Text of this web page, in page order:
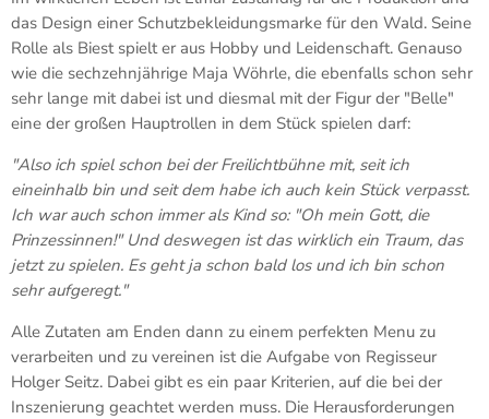
das Design einer Schutzbekleidungsmarke für den Wald. Seine
Rolle als Biest spielt er aus Hobby und Leidenschaft. Genauso
wie die sechzehnjährige Maja Wöhrle, die ebenfalls schon sehr
sehr lange mit dabei ist und diesmal mit der Figur der "Belle"
eine der großen Hauptrollen in dem Stück spielen darf:
"Also ich spiel schon bei der Freilichtbühne mit, seit ich
eineinhalb bin und seit dem habe ich auch kein Stück verpasst.
Ich war auch schon immer als Kind so: "Oh mein Gott, die
Prinzessinnen!" Und deswegen ist das wirklich ein Traum, das
jetzt zu spielen. Es geht ja schon bald los und ich bin schon
sehr aufgeregt."
Alle Zutaten am Enden dann zu einem perfekten Menu zu
verarbeiten und zu vereinen ist die Aufgabe von Regisseur
Holger Seitz. Dabei gibt es ein paar Kriterien, auf die bei der
Inszenierung geachtet werden muss. Die Herausforderungen